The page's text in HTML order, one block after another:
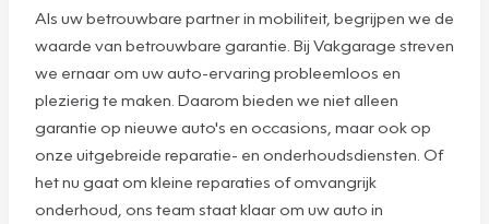
Als uw betrouwbare partner in mobiliteit, begrijpen we de
waarde van betrouwbare garantie. Bij Vakgarage streven
we ernaar om uw auto-ervaring probleemloos en
plezierig te maken. Daarom bieden we niet alleen
garantie op nieuwe auto's en occasions, maar ook op
onze uitgebreide reparatie- en onderhoudsdiensten. Of
het nu gaat om kleine reparaties of omvangrijk
onderhoud, ons team staat klaar om uw auto in